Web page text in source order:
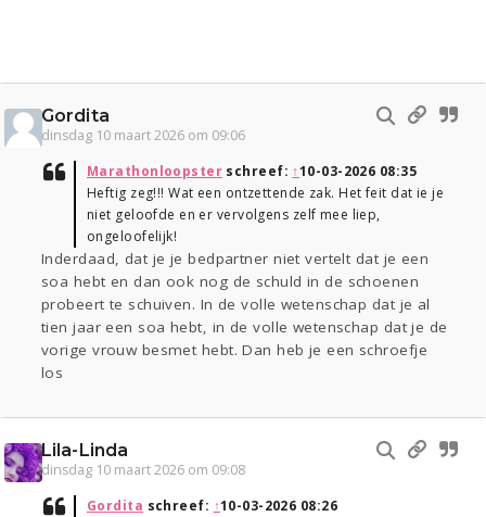
Gordita
dinsdag 10 maart 2026 om 09:06
Marathonloopster schreef: ↑10-03-2026 08:35
Heftig zeg!!! Wat een ontzettende zak. Het feit dat ie je
niet geloofde en er vervolgens zelf mee liep,
ongeloofelijk!
Inderdaad, dat je je bedpartner niet vertelt dat je een
soa hebt en dan ook nog de schuld in de schoenen
probeert te schuiven. In de volle wetenschap dat je al
tien jaar een soa hebt, in de volle wetenschap dat je de
vorige vrouw besmet hebt. Dan heb je een schroefje
los
Lila-Linda
dinsdag 10 maart 2026 om 09:08
Gordita schreef: ↑10-03-2026 08:26